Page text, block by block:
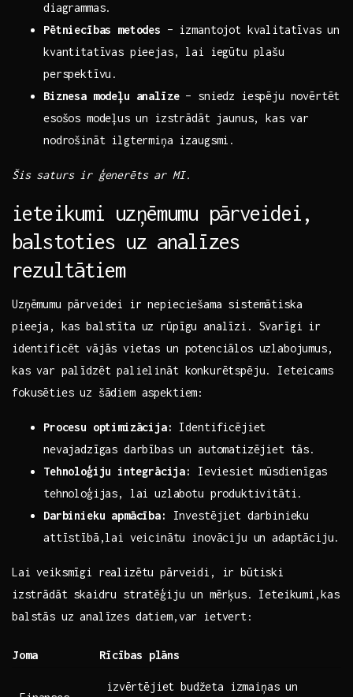
diagrammas.
Pētniecības metodes – izmantojot kvalitatīvas ⁤un
kvantitatīvas pieejas, lai iegūtu plašu
perspektīvu.
Biznesa modeļu analīze– sniedz iespēju novērtēt
esošos modeļus⁣ un izstrādāt jaunus, kas var
nodrošināt ilgtermiņa izaugsmi.
Šis saturs ir ģenerēts ar MI.
ieteikumi uzņēmumu pārveidei,
balstoties​ uz analīzes
rezultātiem
Uzņēmumu pārveidei ir nepieciešama sistemātiska
pieeja, kas balstīta uz rūpīgu analīzi. Svarīgi ir
identificēt vājās vietas un potenciālos uzlabojumus,
kas var palīdzēt palielināt konkurētspēju. Ieteicams
fokusēties uz šādiem aspektiem:
Procesu optimizācija:
Identificējiet
nevajadzīgas darbības un automatizējiet tās.
Tehnoloģiju ⁢integrācija:
Ieviesiet ⁤mūsdienīgas
tehnoloģijas, lai uzlabotu produktivitāti.
Darbinieku apmācība:
Investējiet darbinieku
attīstībā,lai veicinātu inovāciju un adaptāciju.
Lai veiksmīgi realizētu pārveidi, ir būtiski
⁤izstrādāt ‌skaidru stratēģiju​ un mērķus. Ieteikumi,kas
balstās uz analīzes datiem,var ietvert:
Joma Rīcības plāns
izvērtējiet budžeta izmaiņas un